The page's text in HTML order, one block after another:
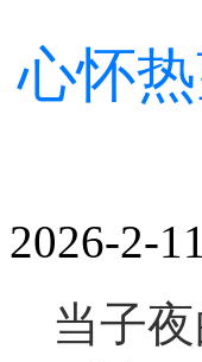
心怀
2026-2-
当子